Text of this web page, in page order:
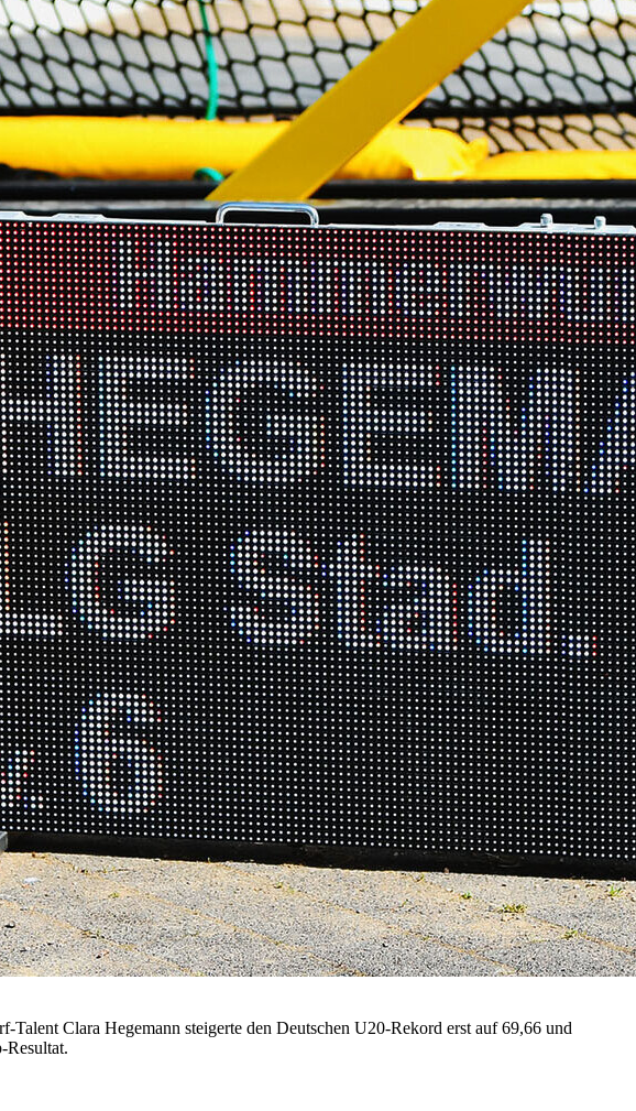
Clara Hegemann steigerte den Deutschen U20-Rekord erst auf 69,66 und
Resultat.